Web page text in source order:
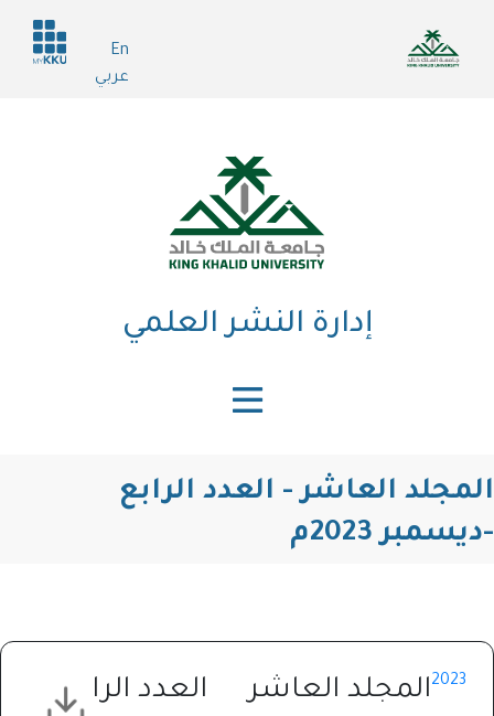
المحتوى
En
عربي
Header
services
إدارة النشر العلمي
المجلد العاشر - العدد الرابع
-ديسمبر 2023م
2023المجلد العاشر
العدد الرابع